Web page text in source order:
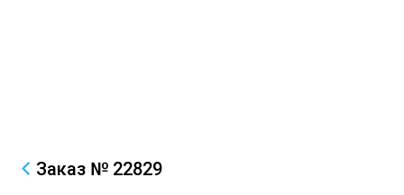
Заказ № 22829